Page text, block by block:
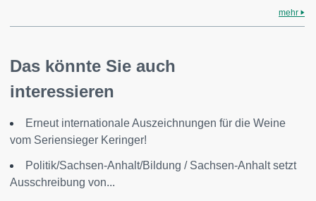
mehr
Das könnte Sie auch
interessieren
Erneut internationale Auszeichnungen für die Weine
vom Seriensieger Keringer!
Politik/Sachsen-Anhalt/Bildung / Sachsen-Anhalt setzt
Ausschreibung von...